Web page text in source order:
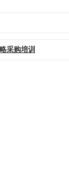
采购培训